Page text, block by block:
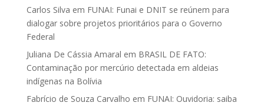
Carlos Silva em FUNAI: Funai e DNIT se reúnem para
dialogar sobre projetos prioritários para o Governo
Federal
Juliana De Cássia Amaral em BRASIL DE FATO:
Contaminação por mercúrio detectada em aldeias
indígenas na Bolívia
Fabrício de Souza Carvalho em FUNAI: Ouvidoria: saiba